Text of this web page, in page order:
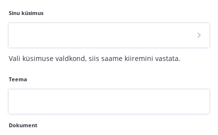
Sinu küsimus
Vali küsimuse valdkond, siis saame kiiremini vastata.
Teema
Dokument